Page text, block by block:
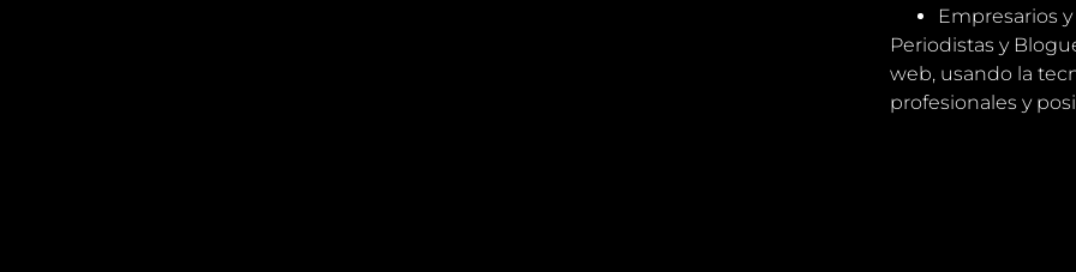
Empresarios
Periodistas y
web, usando la
profesionales y